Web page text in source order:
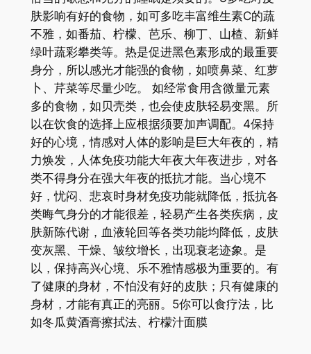
肤影响有好的食物，如可多吃丰富维生素C的蔬
不雅，如番茄、柠檬、芭乐、柳丁、山楂、新鲜
绿叶蔬彩攀类等。热是促进黑色素形成的最重要
身分，所以感光才能强的食物，如喷鼻菜、红萝
卜、芹菜等尽量少吃。 如经常食用含微量元素
多的食物，如贝壳类，也会使皮肤轻易变黑。所
以在饮食的选择上应根据须要加声调配。4保持
好的心境，情感对人体的影响是巨大年夜的，精
力焕发，人体免疫功能大年夜大年夜进步，对各
类不得身分在强大年夜的抵抗才能。当心境不
好，忧闷、悲哀时身材免疫功能就降低，抵抗各
类晦气身分的才能很差，轻易产生各类疾病，皮
肤新陈代谢，血液轮回等各类功能均降低，皮肤
变灰黑、干燥、皱纹增长，出现衰老迹象。是
以，保持高兴心境、乐不雅情感极为重要的。有
了健康的身材，不怕没有好的皮肤；只有健康的
身材，才能有真正的亮丽。5你可以食疗法，比
如冬瓜黄酒膏擦拭法、柠檬汁面膜